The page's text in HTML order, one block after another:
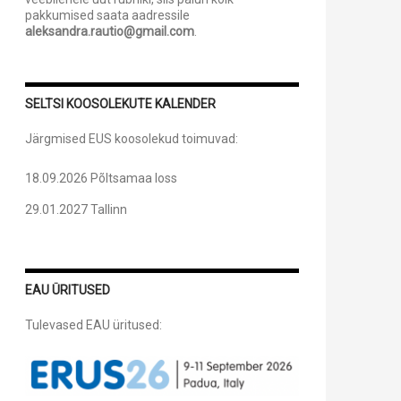
pakkumised saata aadressile
aleksandra.rautio@gmail.com
SELTSI KOOSOLEKUTE KALENDER
Järgmised EUS koosolekud toimuvad:
18.09.2026 Põltsamaa loss
29.01.2027 Tallinn
EAU ÜRITUSED
Tulevased EAU üritused: